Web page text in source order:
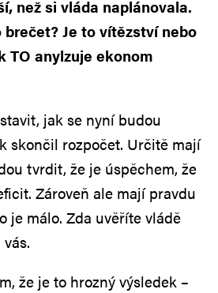
než si vláda naplánovala.
Je to vítězství nebo
TO anylzuje ekonom
jak se nyní budou
skončil rozpočet. Určitě mají
tvrdit, že je úspěchem, že
Zároveň ale mají pravdu
je málo. Zda uvěříte vládě
že je to hrozný výsledek –